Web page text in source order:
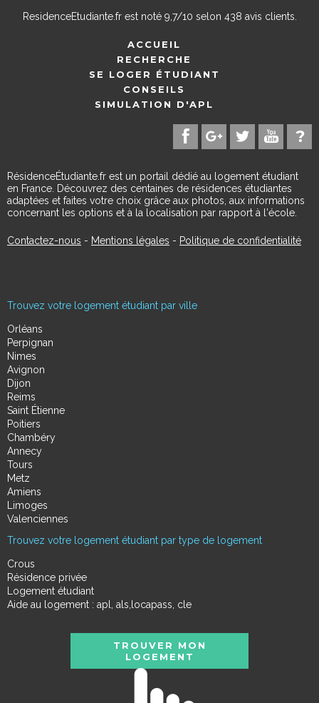
ResidenceEtudiante.frest noté 9,7/10 selon 438 avis clients.
ACCUEIL
RECHERCHE
SE LOGER ÉTUDIANT
CONSEILS
SIMULATION D'APL
RésidenceÉtudiante.fr est un portail dédié au logement étudiant
en France. Découvrez des centaines de résidences étudiantes
adaptées et faites votre choix grâce aux photos, aux informations
concernant les options et à la localisation par rapport à l'école.
Contactez-nous - Mentions légales - Politique de confidentialité
Trouvez votre logement étudiant par ville
Orléans
Perpignan
Nimes
Avignon
Dijon
Reims
Saint Étienne
Poitiers
Chambéry
Annecy
Tours
Metz
Amiens
Limoges
Valenciennes
Trouvez votre logement étudiant par type de logement
Crous
Résidence privée
Logement étudiant
Aide au logement : apl, als,locapass, cle
TROUVER MON
LOGEMENT